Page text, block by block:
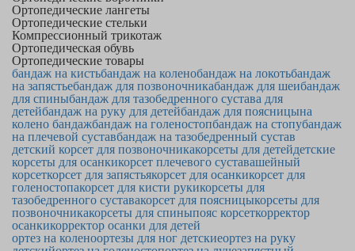
Ортопедические лангеты
Ортопедические стельки
Компрессионный трикотаж
Ортопедическая обувь
Ортопедические товары
бандаж на кистьбандаж на коленобандаж на локотьбандаж
на запястьебандаж для позвоночникабандаж для шеибандаж
для спиныбандаж для тазобедренного сустава для
детейбандаж на руку для детейбандаж для поясницына
колено бандажбандаж на голеностопбандаж на стопубандаж
на плечевой суставбандаж на тазобедренный сустав
детский корсет для позвоночникакорсеты для детейдетские
корсеты для осанкикорсет плечевого суставашейный
корсеткорсет для запястьякорсет для осанкикорсет для
голеностопакорсет для кисти рукикорсеты для
тазобедренного суставакорсет для поясницыкорсеты для
позвоночникакорсеты для спиныпояс корсеткорректор
осанкикорректор осанки для детей
ортез на коленоортезы для ног детскиеортез на руку